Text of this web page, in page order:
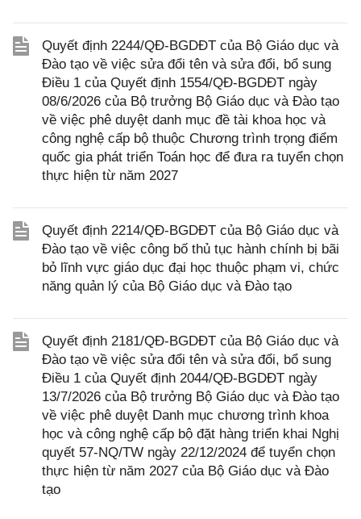
Quyết định 2244/QĐ-BGDĐT của Bộ Giáo dục và
Đào tạo về việc sửa đổi tên và sửa đổi, bổ sung
Điều 1 của Quyết định 1554/QĐ-BGDĐT ngày
08/6/2026 của Bộ trưởng Bộ Giáo dục và Đào tạo
về việc phê duyệt danh mục đề tài khoa học và
công nghệ cấp bộ thuộc Chương trình trọng điểm
quốc gia phát triển Toán học để đưa ra tuyển chọn
thực hiện từ năm 2027
Quyết định 2214/QĐ-BGDĐT của Bộ Giáo dục và
Đào tạo về việc công bố thủ tục hành chính bị bãi
bỏ lĩnh vực giáo dục đại học thuộc phạm vi, chức
năng quản lý của Bộ Giáo dục và Đào tạo
Quyết định 2181/QĐ-BGDĐT của Bộ Giáo dục và
Đào tạo về việc sửa đổi tên và sửa đổi, bổ sung
Điều 1 của Quyết định 2044/QĐ-BGDĐT ngày
13/7/2026 của Bộ trưởng Bộ Giáo dục và Đào tạo
về việc phê duyệt Danh mục chương trình khoa
học và công nghệ cấp bộ đặt hàng triển khai Nghị
quyết 57-NQ/TW ngày 22/12/2024 để tuyển chọn
thực hiện từ năm 2027 của Bộ Giáo dục và Đào
tạo